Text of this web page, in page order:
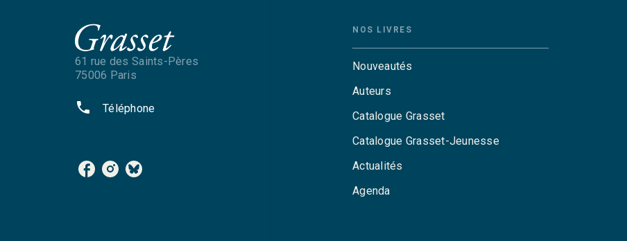
61 rue des Saints-Pères
75006 Paris
phone Téléphone
NOS LIVRES
Nouveautés
Auteurs
Catalogue Grasset
Catalogue Grasset-Jeunesse
Actualités
Agenda